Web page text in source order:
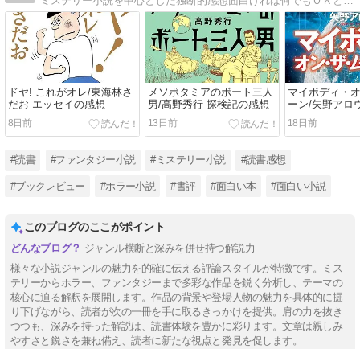
ドヤ! これがオレ/東海林さ
だお エッセイの感想
8日前
メソポタミアのボート三人
男/高野秀行 探検記の感想
13日前
マイボディ・
ーン/矢野アロ
18日前
#読書 #ファンタジー小説 #ミステリー小説 #読書感想
#ブックレビュー #ホラー小説 #書評 #面白い本 #面白い小説
このブログのここがポイント
ジャンル横断と深みを併せ持つ解説力
様々な小説ジャンルの魅力を的確に伝える評論スタイルが特徴です。ミス
テリーからホラー、ファンタジーまで多彩な作品を鋭く分析し、テーマの
核心に迫る解釈を展開します。作品の背景や登場人物の魅力を具体的に掘
り下げながら、読者が次の一冊を手に取るきっかけを提供。肩の力を抜き
つつも、深みを持った解説は、読書体験を豊かに彩ります。文章は親しみ
やすさと鋭さを兼ね備え、読者に新たな視点と発見を促します。